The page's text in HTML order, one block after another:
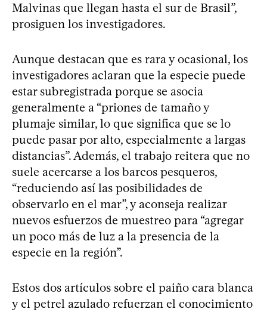
Malvinas que llegan hasta el sur de Brasil”,
prosiguen los investigadores.
Aunque destacan que es rara y ocasional, los
investigadores aclaran que la especie puede
estar subregistrada porque se asocia
generalmente a “priones de tamaño y
plumaje similar, lo que significa que se lo
puede pasar por alto, especialmente a largas
distancias”. Además, el trabajo reitera que no
suele acercarse a los barcos pesqueros,
“reduciendo así las posibilidades de
observarlo en el mar”, y aconseja realizar
nuevos esfuerzos de muestreo para “agregar
un poco más de luz a la presencia de la
especie en la región”.
Estos dos artículos sobre el paiño cara blanca
y el petrel azulado refuerzan el conocimiento